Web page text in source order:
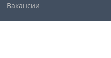
Вакансии